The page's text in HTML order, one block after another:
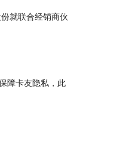
就联合经销商伙
障卡友隐私，此